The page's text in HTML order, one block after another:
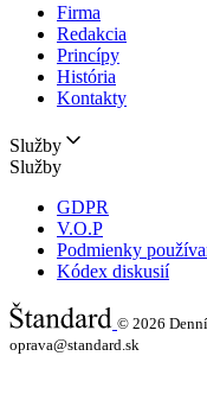
Firma
Redakcia
Princípy
História
Kontakty
Služby
Služby
GDPR
V.O.P
Podmienky
Kódex diskusií
© 2026
oprava@standard.sk